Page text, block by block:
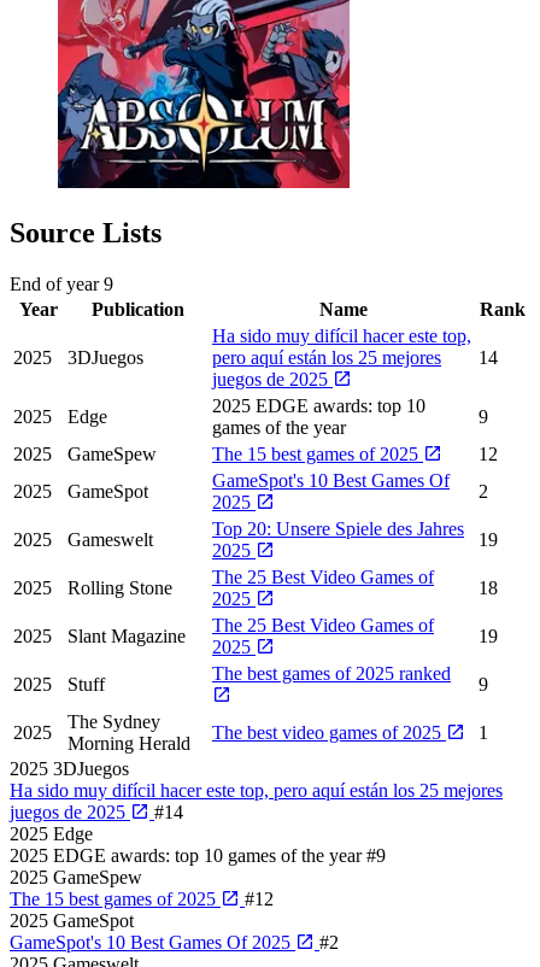
Source Lists
End of year 9
Year
Publication Name Rank
2025 3DJuegos
Ha sido muy difícil hacer este top,
pero aquí están los 25 mejores
juegos de 2025
14
2025 Edge
2025 EDGE awards: top 10
games of the year
9
2025
GameSpew The 15 best games of 2025
12
2025
GameSpot
GameSpot's 10 Best Games Of
2025
2
2025 Gameswelt
Top 20: Unsere Spiele des Jahres
2025
19
2025 Rolling Stone
The 25 Best Video Games of
2025
18
2025 Slant Magazine
The 25 Best Video Games of
2025
19
2025 Stuff
The best games of 2025 ranked
9
2025
The Sydney
Morning Herald
The best video games of 2025
1
2025 3DJuegos
Ha sido muy difícil hacer este top, pero aquí están los 25 mejores
juegos de 2025
#14
2025 Edge
2025 EDGE awards: top 10 games of the year#9
2025 GameSpew
The 15 best games of 2025
#12
2025 GameSpot
GameSpot's 10 Best Games Of 2025
#2